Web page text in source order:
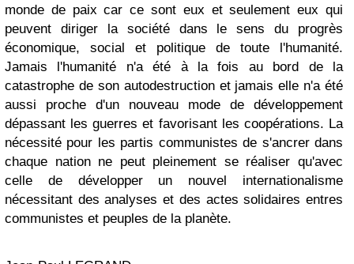
monde de paix car ce sont eux et seulement eux qui
peuvent diriger la société dans le sens du progrès
économique, social et politique de toute l'humanité.
Jamais l'humanité n'a été à la fois au bord de la
catastrophe de son autodestruction et jamais elle n'a été
aussi proche d'un nouveau mode de développement
dépassant les guerres et favorisant les coopérations. La
nécessité pour les partis communistes de s'ancrer dans
chaque nation ne peut pleinement se réaliser qu'avec
celle de développer un nouvel internationalisme
nécessitant des analyses et des actes solidaires entres
communistes et peuples de la planète.